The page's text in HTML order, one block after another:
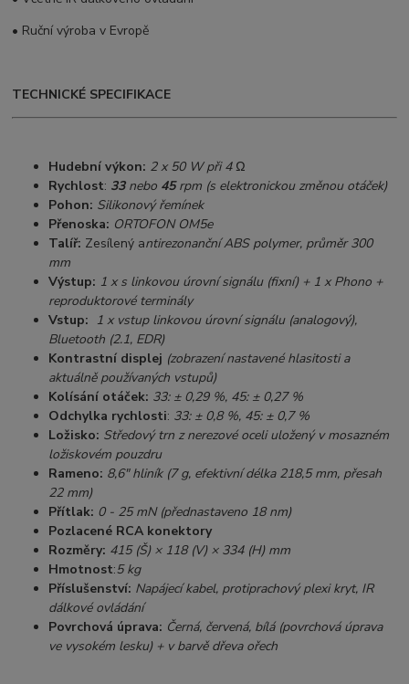
• Ruční výroba v Evropě
TECHNICKÉ SPECIFIKACE
Hudební výkon: 2 x 50 W při 4 Ω
Rychlost: 33 nebo 45rpm (s elektronickou změnou otáček)
Pohon: Silikonový řemínek
Přenoska: ORTOFON OM5e
Talíř: Zesílený antirezonanční ABS polymer, průměr 300
mm
Výstup: 1 x s linkovou úrovní signálu (fixní) + 1 x Phono +
reproduktorové terminály
Vstup: 1 x vstup linkovou úrovní signálu (analogový),
Bluetooth (2.1, EDR)
Kontrastní displej (zobrazení nastavené hlasitosti a
aktuálně používaných vstupů)
Kolísání otáček: 33: ± 0,29 %, 45: ± 0,27 %
Odchylka rychlosti: 33: ± 0,8 %, 45: ± 0,7 %
Ložisko: Středový trn z nerezové oceli uložený v mosazném
ložiskovém pouzdru
Rameno: 8,6" hliník (7 g, efektivní délka218,5 mm, přesah
22 mm)
Přítlak: 0 - 25 mN (přednastaveno 18 nm)
Pozlacené RCA konektory
Rozměry: 415 (Š) × 118 (V) × 334 (H) mm
Hmotnost:5 kg
Příslušenství: Napájecíkabel, protiprachový plexi kryt, IR
dálkové ovládání
Povrchová úprava: Černá, červená, bílá (povrchová úprava
ve vysokém lesku) + v barvě dřeva ořech